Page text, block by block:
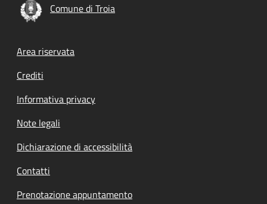
Comune di Troia
Footer menu
Area riservata
Crediti
Informativa privacy
Note legali
Dichiarazione di accessibilità
Contatti
Prenotazione appuntamento